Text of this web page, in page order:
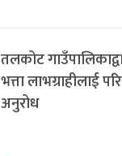
तलकोट
भत्ता लाभग्राहीलाई
अनुरोध